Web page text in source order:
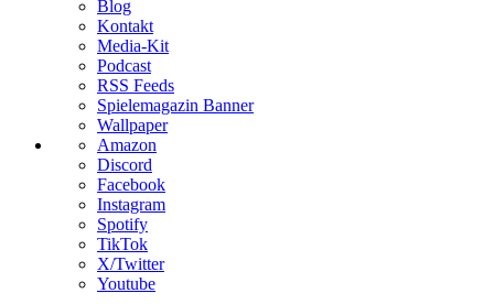
Blog
Kontakt
Media-Kit
Podcast
RSS Feeds
Spielemagazin Banner
Wallpaper
Amazon
Discord
Facebook
Instagram
Spotify
TikTok
X/Twitter
Youtube